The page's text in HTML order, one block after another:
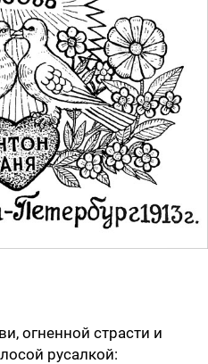
огненной страсти и
русалкой: